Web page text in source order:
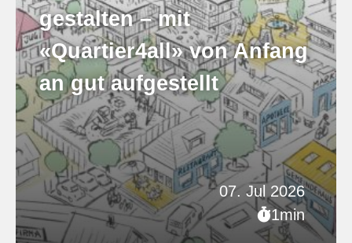
07. Jul 2026
1min
gestalten – mit
«Quartier4all» von Anfang
an gut aufgestellt